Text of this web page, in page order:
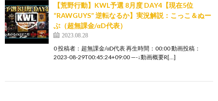
【荒野行動】KWL予選 8月度 DAY4【現在5位
“RAWGUYS” 逆転なるか】実況解説：こっこ＆ぬー
ぶ（超無課金/αD代表）
2023.08.28
0 投稿者：超無課金/αD代表 再生時間：00:00 動画投稿：
2023-08-29T00:45:24+09:00 —-↓動画概要R[…]